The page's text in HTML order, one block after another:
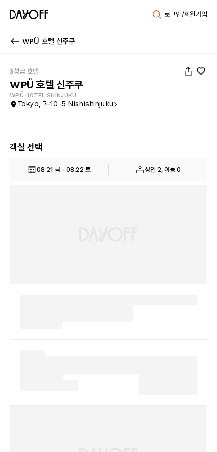
로그인/회원가입
WPÜ 호텔 신주쿠
3성급 호텔
WPÜ 호텔 신주쿠
WPÜ HOTEL SHINJUKU
Tokyo, 7-10-5 Nishishinjuku
객실 선택
08.21 금 - 08.22 토 성인 2, 아동 0